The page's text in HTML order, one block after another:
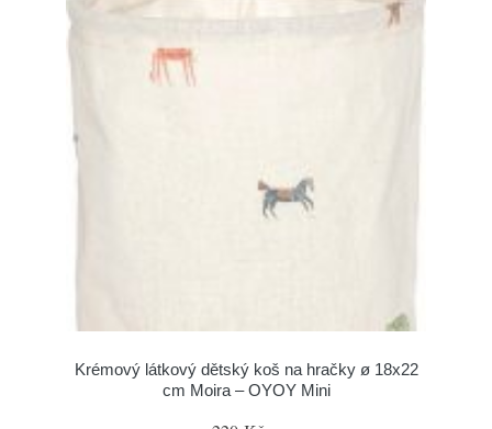
Krémový látkový dětský koš na hračky ø 18x22
cm Moira – OYOY Mini